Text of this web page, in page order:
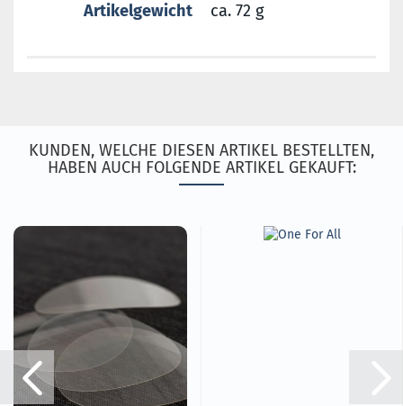
Artikelgewicht ca. 72 g
KUNDEN, WELCHE DIESEN ARTIKEL BESTELLTEN,
HABEN AUCH FOLGENDE ARTIKEL GEKAUFT: